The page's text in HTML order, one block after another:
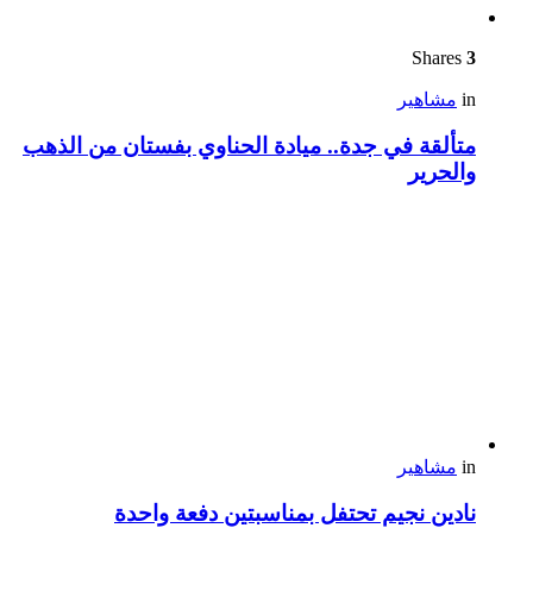
3
in مشاهير
متألقة في جدة.. ميادة الحناوي بفستان من الذهب
والحرير
in مشاهير
نادين نجيم تحتفل بمناسبتين دفعة واحدة